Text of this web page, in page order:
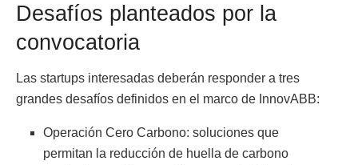
Desafíos planteados por la
convocatoria
Las startups interesadas deberán responder a tres
grandes desafíos definidos en el marco de InnovABB:
Operación Cero Carbono: soluciones que
permitan la reducción de huella de carbono